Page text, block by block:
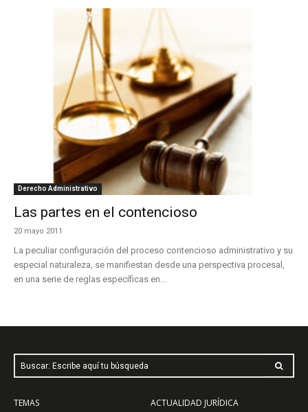
Derecho Administrativo
Las partes en el contencioso
20 mayo 2011
La peculiar configuración del proceso contencioso administrativo y su
especial naturaleza, se manifiestan desde una perspectiva procesal,
en una serie de reglas específicas en...
Buscar: Escribe aquí tu búsqueda
TEMAS
ACTUALIDAD JURÍDICA